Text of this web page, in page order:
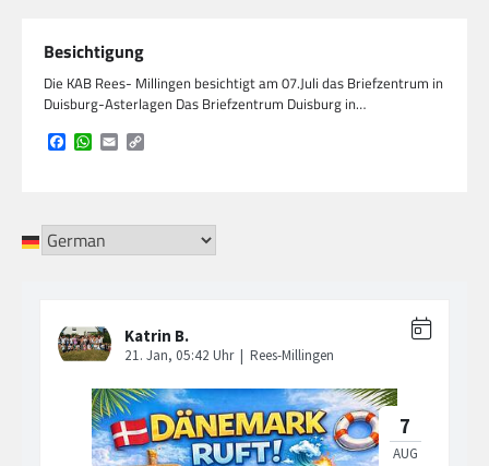
Besichtigung
Die KAB Rees- Millingen besichtigt am 07.Juli das Briefzentrum in
Duisburg-Asterlagen Das Briefzentrum Duisburg in…
Facebook
WhatsApp
Email